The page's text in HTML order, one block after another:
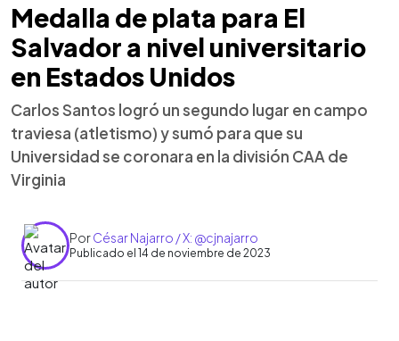
Medalla de plata para El
Salvador a nivel universitario
en Estados Unidos
Carlos Santos logró un segundo lugar en campo
traviesa (atletismo) y sumó para que su
Universidad se coronara en la división CAA de
Virginia
PorCésar Najarro / X: @cjnajarro
Publicado el 14 de noviembre de 2023